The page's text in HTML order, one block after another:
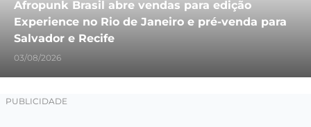
Afropunk Brasil abre vendas para edição
Experience no Rio de Janeiro e pré-venda para
Salvador e Recife
03/08/2026